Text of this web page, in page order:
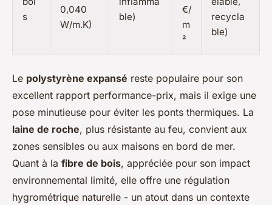
s
0,040
W/m.K)
ble)
€/
m
²
recycla
ble)
Le polystyrène expansé reste populaire pour son
excellent rapport performance-prix, mais il exige une
pose minutieuse pour éviter les ponts thermiques. La
laine de roche, plus résistante au feu, convient aux
zones sensibles ou aux maisons en bord de mer.
Quant à la fibre de bois, appréciée pour son impact
environnemental limité, elle offre une régulation
hygrométrique naturelle - un atout dans un contexte